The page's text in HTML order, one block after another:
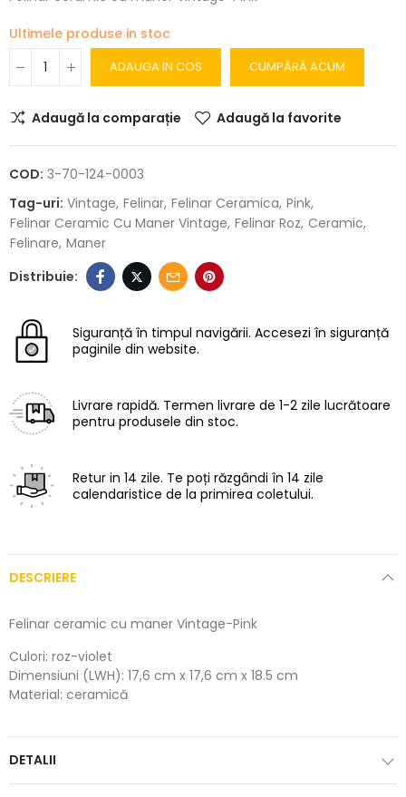
Ultimele produse in stoc
ADAUGA IN COS CUMPĂRĂ ACUM
Adaugă la comparație Adaugă la favorite
COD: 3-70-124-0003
Tag-uri: Vintage Felinar Felinar Ceramica Pink
Felinar Ceramic Cu Maner Vintage Felinar Roz Ceramic
Felinare Maner
Siguranță în timpul navigării. Accesezi în siguranță
paginile din website.
Livrare rapidă. Termen livrare de 1-2 zile lucrătoare
pentru produsele din stoc.
Retur in 14 zile. Te poți răzgândi în 14 zile
calendaristice de la primirea coletului.
DESCRIERE
Felinar ceramic cu maner Vintage-Pink
Culori: roz-violet
Dimensiuni (LWH): 17,6 cm x 17,6 cm x 18.5 cm
Material: ceramică
DETALII